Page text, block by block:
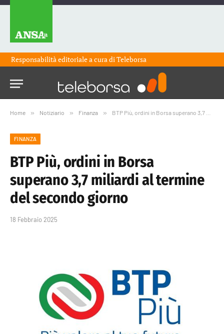
Responsabilità editoriale a cura diTeleborsa
Home » Notiziario » Finanza » BTP Più, ordini in Borsa superano 3,7 miliardi al termine del secondo giorno
FINANZA
BTP Più, ordini in Borsa
superano 3,7 miliardi al termine
del secondo giorno
18 Febbraio 2025